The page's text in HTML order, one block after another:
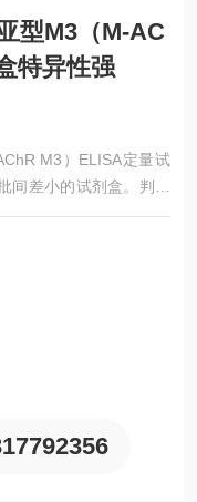
型M3（M-AC
特异性强
M3）ELISA定量试
间差小的试剂盒。判断
该是靠过硬的技术，稳
研究所合作品牌。期待